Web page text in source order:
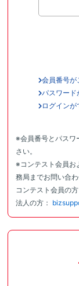
会員番号が
パスワード
ログイン
※会員番号とパスワ
さい。
※コンテスト会員お
務局までお問い合わ
コンテスト会員の方
法人の方：